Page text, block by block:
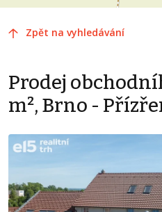
Zpět na vyhledávání
Prodej
m², Brno -